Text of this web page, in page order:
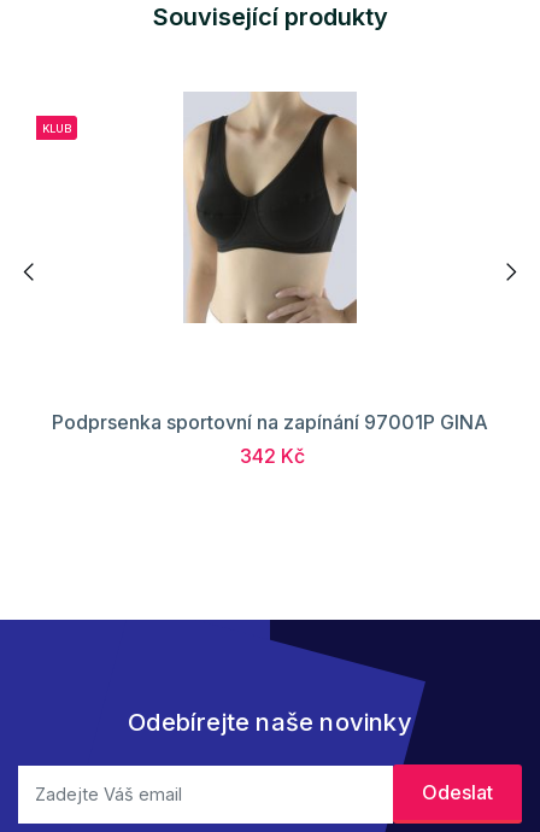
Související produkty
KLUB
Podprsenka sportovní na zapínání 97001P GINA
342 Kč
Odebírejte naše novinky